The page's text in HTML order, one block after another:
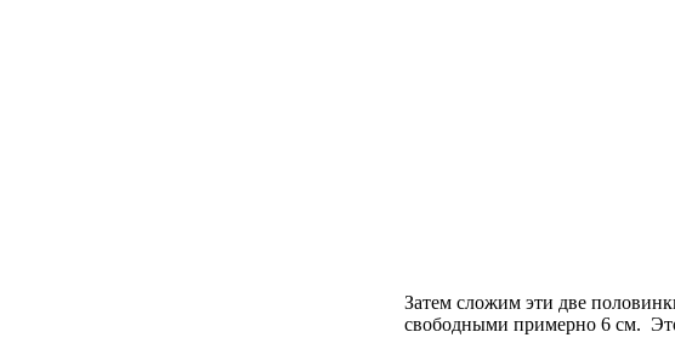
Затем сложим эти две
свободными примерно 6 см.